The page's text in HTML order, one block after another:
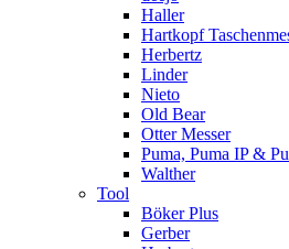
Haller
Hartkopf
Herbertz
Linder
Nieto
Old Bear
Otter Messer
Puma, Puma IP &
Walther
Tool
Böker Plus
Gerber